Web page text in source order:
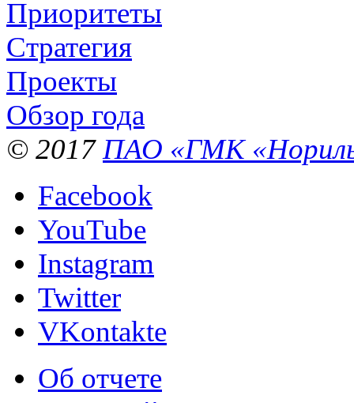
Приоритеты
Стратегия
Проекты
Обзор года
© 2017 ПАО «ГМК
Facebook
YouTube
Instagram
Twitter
VKontakte
Об отчете